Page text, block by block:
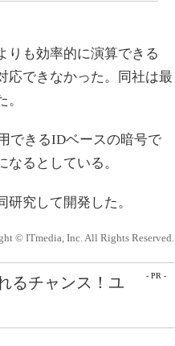
も効率的に演算できる
応できなかった。同社は最
できるIDベースの暗号で
るとしている。
究して開発した。
© ITmedia, Inc. All Rights Reserved.
- PR -
るチャンス！ユ